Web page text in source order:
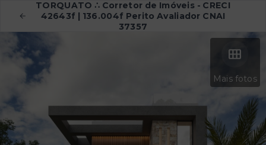
TORQUATO ∴ Corretor de Imóveis - CRECI
42643f | 136.004f Perito Avaliador CNAI
37357
Mais fotos